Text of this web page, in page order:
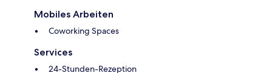
Mobiles Arbeiten
Coworking Spaces
Services
24-Stunden-Rezeption